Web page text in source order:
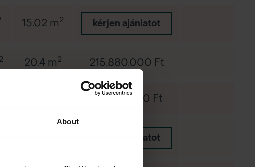
About
15.02 m2 kérjen ajánlatot
20.4 m2 215.880.000 Ft
217.035.000 Ft
14.34 m2 kérjen ajánlatot